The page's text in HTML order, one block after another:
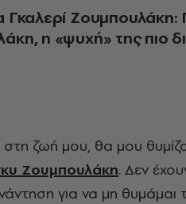
Γκαλερί Ζουμπουλάκη:
η «ψυχή» της πιο
Ζουμπουλάκη. Δεν
για να μη